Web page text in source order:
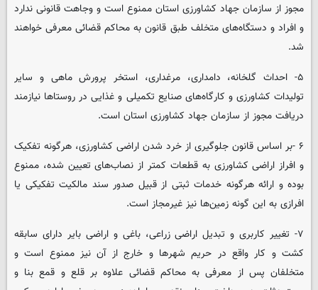
مجوز از سازمان جهاد کشاورزی استان ممنوع است و وجاهت قانونی ندارد
و افراد و دستگاه‌های متخلف طبق قانون به محاکم قضائی معرفی خواهند
شد.
۵- احداث گلخانه، دامداری، مرغداری، استخر پرورش ماهی و سایر
تولیدات کشاورزی و کارگاه‌های صنایع تکمیلی و غذایی در روستاها نیازمند
دریافت مجوز از سازمان جهاد کشاورزی استان است.
۶ -بر اساس قانون جلوگیری از خرد شدن اراضی کشاورزی، هرگونه تفکیک
و افراز اراضی کشاورزی به قطعات کمتر از نصاب‌های تعیین شده، ممنوع
بوده و ارائه هرگونه خدمات ثبتی از قبیل صدور سند مالکیت تفکیکی یا
افرازی به این گونه زمین‌ها نیز غیرمجاز است.
۷- تغییر کاربری و تبدیل اراضی زراعی، باغی و اراضی بایر دارای سابقه
کشت و کار واقع در حریم شهرها و خارج از آن نیز ممنوع است و
متخلفان پس از معرفی به محاکم قضائی علاوه بر قلع و قمع بنا و